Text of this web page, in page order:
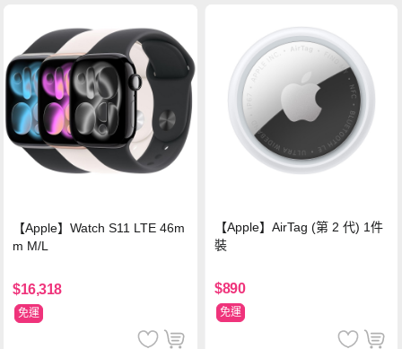
【Apple】Watch S11 LTE 46m
m M/L
$16,318
免運
【Apple】AirTag (第 2 代) 1件
裝
$890
免運